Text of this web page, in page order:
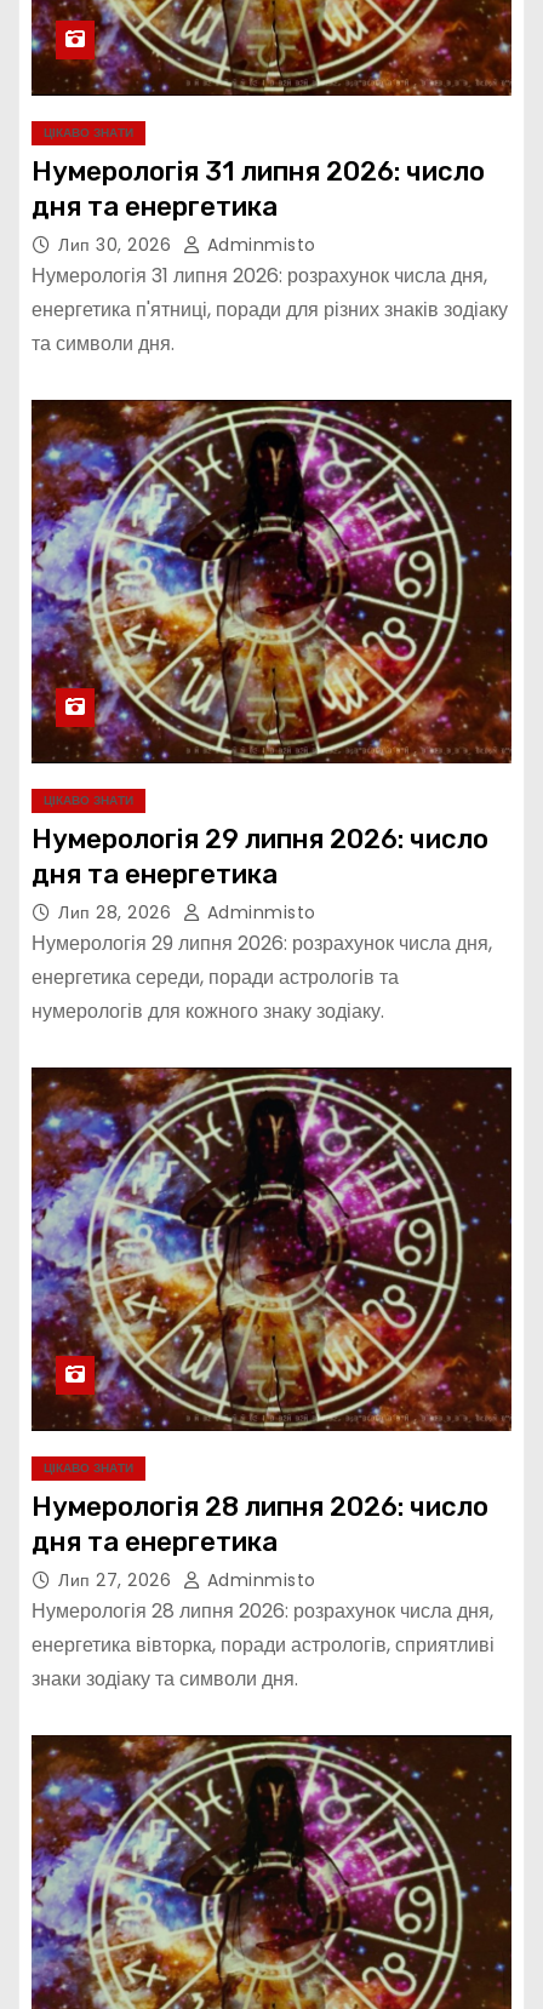
ЦІКАВО ЗНАТИ
Нумерологія 31 липня 2026: число
дня та енергетика
Лип 30, 2026 Adminmisto
Нумерологія 31 липня 2026: розрахунок числа дня,
енергетика п'ятниці, поради для різних знаків зодіаку
та символи дня.
ЦІКАВО ЗНАТИ
Нумерологія 29 липня 2026: число
дня та енергетика
Лип 28, 2026 Adminmisto
Нумерологія 29 липня 2026: розрахунок числа дня,
енергетика середи, поради астрологів та
нумерологів для кожного знаку зодіаку.
ЦІКАВО ЗНАТИ
Нумерологія 28 липня 2026: число
дня та енергетика
Лип 27, 2026 Adminmisto
Нумерологія 28 липня 2026: розрахунок числа дня,
енергетика вівторка, поради астрологів, сприятливі
знаки зодіаку та символи дня.